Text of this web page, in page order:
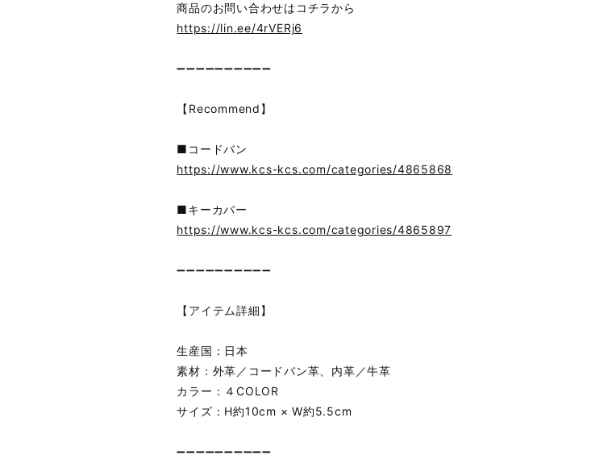
商品のお問い合わせはコチラから
https://lin.ee/4rVERj6
➖➖➖➖➖➖➖➖➖➖
【Recommend】
■コードバン
https://www.kcs-kcs.com/categories/4865868
■キーカバー
https://www.kcs-kcs.com/categories/4865897
➖➖➖➖➖➖➖➖➖➖
【アイテム詳細】
生産国：日本
素材：外革／コードバン革、内革／牛革
カラー：４COLOR
サイズ：H約10cm × W約5.5cm
➖➖➖➖➖➖➖➖➖➖